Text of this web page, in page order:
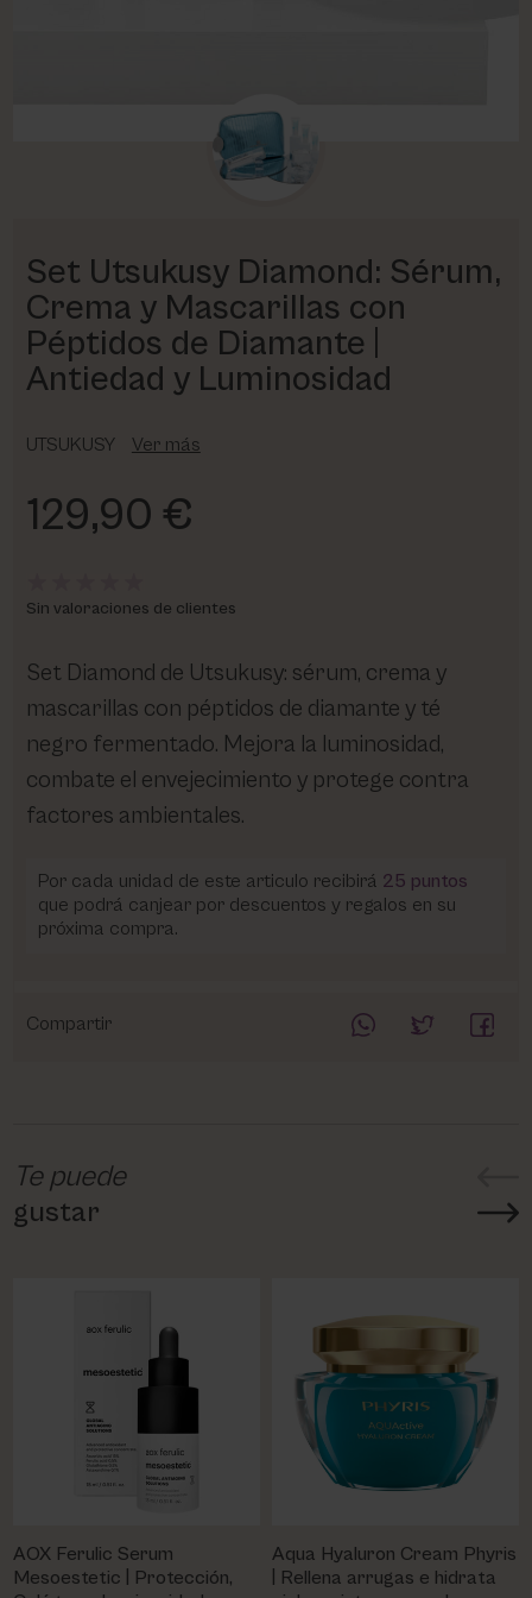
Set Utsukusy Diamond: Sérum,
Crema y Mascarillas con
Péptidos de Diamante |
Antiedad y Luminosidad
UTSUKUSY Ver más
129,90 €
Sin valoraciones de clientes
Set Diamond de Utsukusy: sérum, crema y
mascarillas con péptidos de diamante y té
negro fermentado. Mejora la luminosidad,
combate el envejecimiento y protege contra
factores ambientales.
Por cada unidad de este articulo recibirá 25 puntos
que podrá canjear por descuentos y regalos en su
próxima compra.
Compartir
Te puede
gustar
AOX Ferulic Serum
Mesoestetic | Protección,
Aqua Hyaluron Cream Phyris
| Rellena arrugas e hidrata